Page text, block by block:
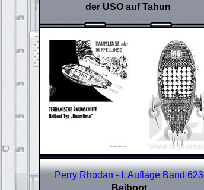
der USO auf Tahun
Perry Rhodan - I. Auflage Band 623
Beiboot